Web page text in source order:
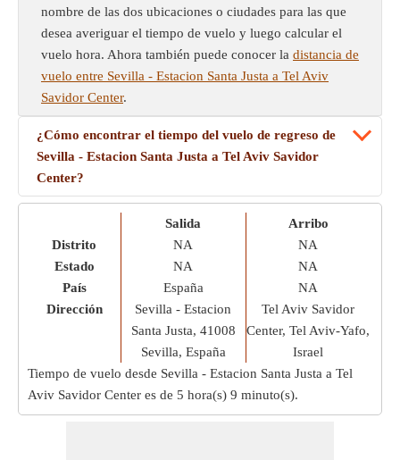
nombre de las dos ubicaciones o ciudades para las que
desea averiguar el tiempo de vuelo y luego calcular el
vuelo hora. Ahora también puede conocer la distancia de
vuelo entre Sevilla - Estacion Santa Justa a Tel Aviv
Savidor Center.
¿Cómo encontrar el tiempo del vuelo de regreso de
Sevilla - Estacion Santa Justa a Tel Aviv Savidor
Center?
Distrito
Estado
País
Dirección
Salida
NA
NA
España
Sevilla - Estacion
Santa Justa, 41008
Sevilla, España
Arribo
NA
NA
NA
Tel Aviv Savidor
Center, Tel Aviv-Yafo,
Israel
Tiempo de vuelo desde Sevilla - Estacion Santa Justa a Tel
Aviv Savidor Center es de 5 hora(s) 9 minuto(s).